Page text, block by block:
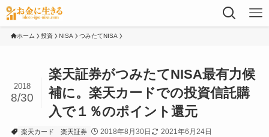
ホーム 投資 NISA つみたてNISA
楽天証券がつみたてNISA最有力候
補に。楽天カードでの投資信託購
入で１％のポイント還元
2018
8/30
楽天カード 楽天証券 2018年8月30日 2021年6月24日